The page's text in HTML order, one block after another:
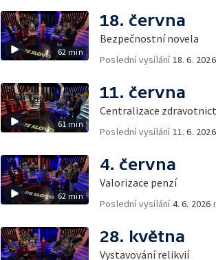
62 min
18. června
Bezpečnostní novela
Poslední vysílání 18. 6. 2026
61 min
11. června
Centralizace
Poslední vysílání 11. 6. 2026
62 min
4. června
Valorizace penzí
Poslední vysílání4. 6. 2026
28. května
Vystavování relikvií